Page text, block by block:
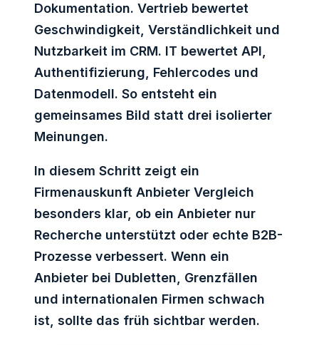
Dokumentation. Vertrieb bewertet
Geschwindigkeit, Verständlichkeit und
Nutzbarkeit im CRM. IT bewertet API,
Authentifizierung, Fehlercodes und
Datenmodell. So entsteht ein
gemeinsames Bild statt drei isolierter
Meinungen.
In diesem Schritt zeigt ein
Firmenauskunft Anbieter Vergleich
besonders klar, ob ein Anbieter nur
Recherche unterstützt oder echte B2B-
Prozesse verbessert. Wenn ein
Anbieter bei Dubletten, Grenzfällen
und internationalen Firmen schwach
ist, sollte das früh sichtbar werden.